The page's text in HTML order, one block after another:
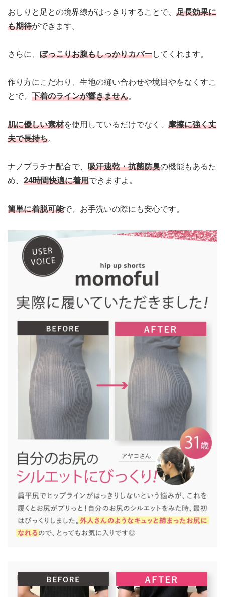
おしりと足との境界線がはっきりすることで、 足長効果に
も期待ができます。
さらに、 ぽっこりお腹もしっかりカバーしてくれます。
作り方にこだわり、生地の縫い合わせや境目やをなくすこ
とで、 下着のラインが響きません。
肌に優しい素材を使用しているだけでなく、 摩擦に強く丈
夫で長持ち。
ナノプラチナ配合で、 吸汗速乾・抗菌防臭の機能もあるた
め、 24時間快適に着用できますよ。
簡単に着脱可能で、お手洗いの際にも安心です。